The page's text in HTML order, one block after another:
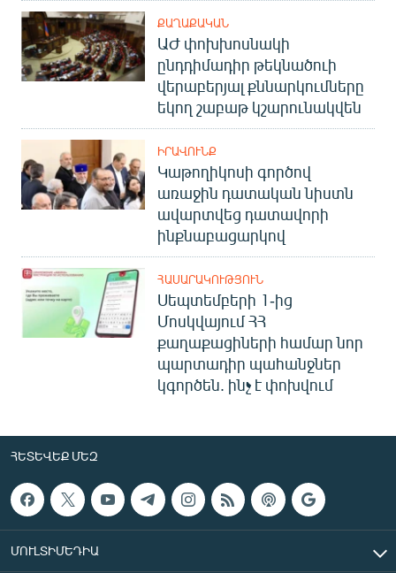
ՔԱՂԱՔԱԿԱՆ
ԱԺ փոխխոսնակի
ընդդիմադիր թեկնածուի
վերաբերյալ քննարկումները
եկող շաբաթ կշարունակվեն
ԻՐԱՎՈՒՆՔ
Կաթողիկոսի գործով
առաջին դատական նիստն
ավարտվեց դատավորի
ինքնաբացարկով
ՀԱՍԱՐԱԿՈՒԹՅՈՒՆ
Սեպտեմբերի 1-ից
Մոսկվայում ՀՀ
քաղաքացիների համար նոր
պարտադիր պահանջներ
կգործեն. ինչ է փոխվում
ՀԵՏԵՎԵՔ ՄԵԶ
ՄՈՒԼՏԻՄԵԴԻԱ